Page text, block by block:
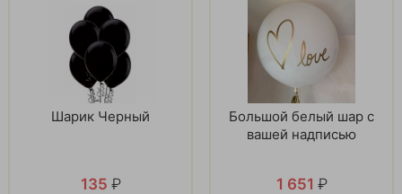
Шарик Черный
135 ₽
Большой белый шар с
вашей надписью
1 651 ₽